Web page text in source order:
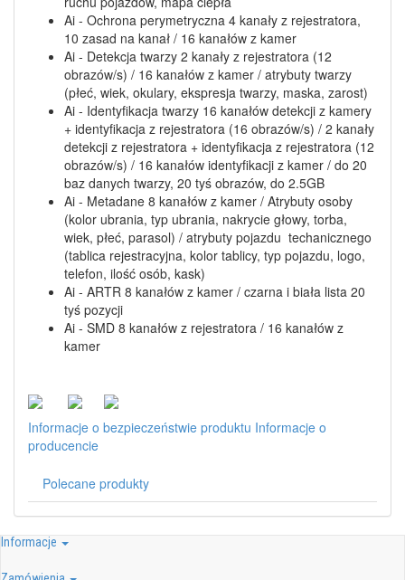
Ai - Ochrona perymetryczna 4 kanały z rejestratora,
10 zasad na kanał / 16 kanałów z kamer
Ai - Detekcja twarzy 2 kanały z rejestratora (12
obrazów/s) / 16 kanałów z kamer / atrybuty twarzy
(płeć, wiek, okulary, ekspresja twarzy, maska, zarost)
Ai - Identyfikacja twarzy 16 kanałów detekcji z kamery
+ identyfikacja z rejestratora (16 obrazów/s) / 2 kanały
detekcji z rejestratora + identyfikacja z rejestratora (12
obrazów/s) / 16 kanałów identyfikacji z kamer / do 20
baz danych twarzy, 20 tyś obrazów, do 2.5GB
Ai - Metadane 8 kanałów z kamer / Atrybuty osoby
(kolor ubrania, typ ubrania, nakrycie głowy, torba,
wiek, płeć, parasol) / atrybuty pojazdu techanicznego
(tablica rejestracyjna, kolor tablicy, typ pojazdu, logo,
telefon, ilość osób, kask)
Ai - ARTR 8 kanałów z kamer / czarna i biała lista 20
tyś pozycji
Ai - SMD 8 kanałów z rejestratora / 16 kanałów z
kamer
Informacje o bezpieczeństwie produktu Informacje o
producencie
Polecane produkty
Informacje